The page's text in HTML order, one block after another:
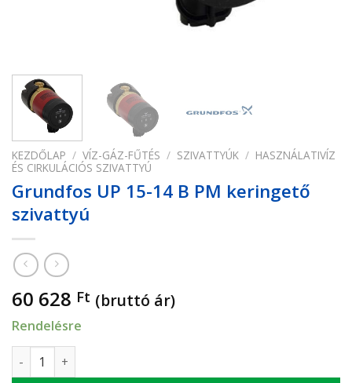
KEZDŐLAP / VÍZ-GÁZ-FŰTÉS / SZIVATTYÚK / HASZNÁLATIVÍZ
ÉS CIRKULÁCIÓS SZIVATTYÚ
Grundfos UP 15-14 B PM keringető
szivattyú
60 628 Ft (bruttó ár)
Rendelésre
Grundfos UP 15-14 B PM keringető szivattyú mennyiség